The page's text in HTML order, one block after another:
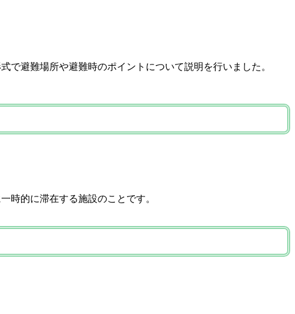
避難場所や避難時のポイントについて説明を行いました。
時的に滞在する施設のことです。